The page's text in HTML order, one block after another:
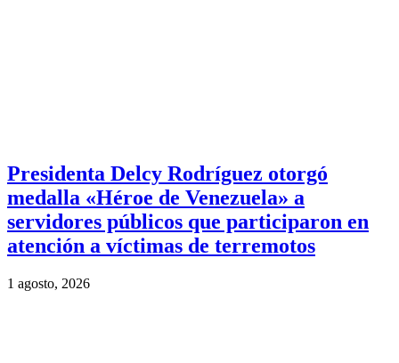
Presidenta Delcy Rodríguez otorgó
medalla «Héroe de Venezuela» a
servidores públicos que participaron en
atención a víctimas de terremotos
1 agosto, 2026